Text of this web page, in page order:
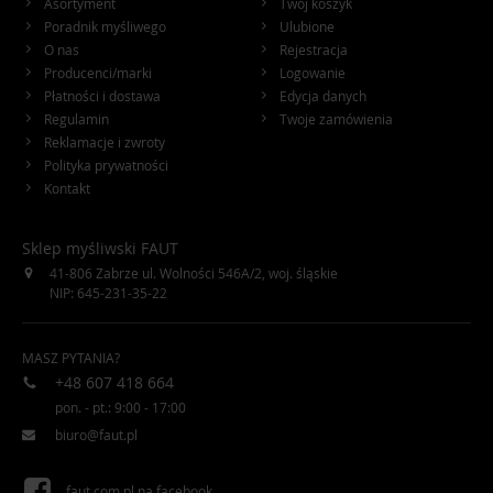
pięknym designem i wysoką jakością wykonania! Z całą pewnością
znajdziesz rozwiązania dopasowane do Twoich oczekiwań.
Poradnik myśliwego
O nas
Producenci/marki
Płatności i dostawa
Regulamin
Reklamacje i zwroty
Polityka prywatności
Kontakt
Ulubione
Rejestracja
Logowanie
Edycja danych
Twoje zamówienia
Sklep myśliwski FAUT
41-806 Zabrze ul. Wolności 546A/2 woj. śląskie
NIP: 645-231-35-22
MASZ PYTANIA?
+48 607 418 664
pon. - pt.: 9:00 - 17:00
biuro@faut.pl